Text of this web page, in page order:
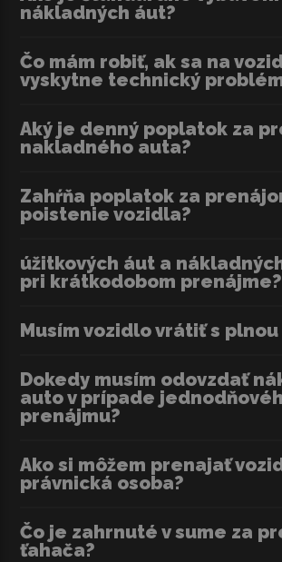
nákladných áut?
Čo mám robiť, ak sa na
vyskytne technický
Aký je denný poplatok za
nakladného auta?
Zahŕňa poplatok za
poistenie vozidla?
úžitkových áut a
pri krátkodobom prenájme?
Musím vozidlo vrátiť s
Dokedy musím odovzdať
auto v prípade
prenájmu?
Ako si môžem prenajať
právnická osoba?
Čo je zahrnuté v sume za
ťahača?